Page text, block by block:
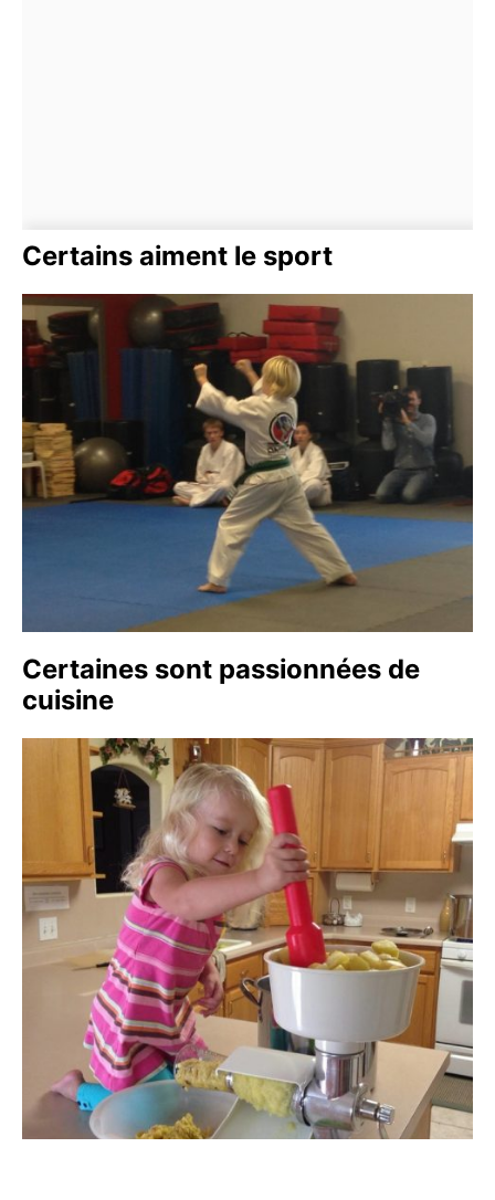
Certains aiment le sport
Certaines sont passionnées de
cuisine